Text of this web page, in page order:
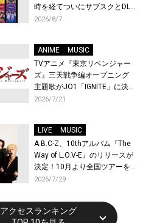
時を経てついにサブスクとDL
配信が解禁！
2026/8/7
ANIME
MUSIC
TVアニメ『東京リベンジャー
ズ』三天戦争編オープニング
主題歌がJO1「IGNITE」に決
定！メンバー全員から喜びと
先行上映会を開催！
2026/7/21
LIVE
MUSIC
A.B.C-Z、10thアルバム『The
Way of L.O.V-E』のリリースが
決定！10月より全国ツアーを
開催！
2026/7/29
アクセスランキング